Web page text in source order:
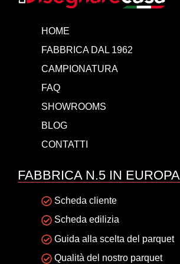
HOME
FABBRICA DAL 1962
CAMPIONATURA
FAQ
SHOWROOMS
BLOG
CONTATTI
FABBRICA N.5 IN EUROPA
Scheda cliente
Scheda edilizia
Guida alla scelta del parquet
Qualità del nostro parquet